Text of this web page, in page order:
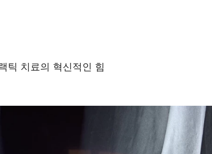
틱 치료의 혁신적인 힘